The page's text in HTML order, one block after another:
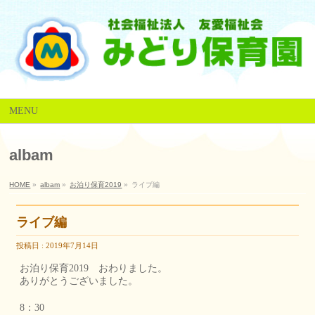
MENU
albam
HOME » albam » お泊り保育2019 » ライブ編
ライブ編
投稿日 : 2019年7月14日
お泊り保育2019 おわりました。
ありがとうございました。
8：30